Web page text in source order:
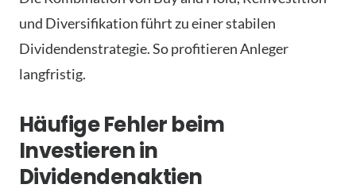
und Diversifikation führt zu einer stabilen
Dividendenstrategie. So profitieren Anleger
langfristig.
Häufige Fehler beim
Investieren in
Dividendenaktien